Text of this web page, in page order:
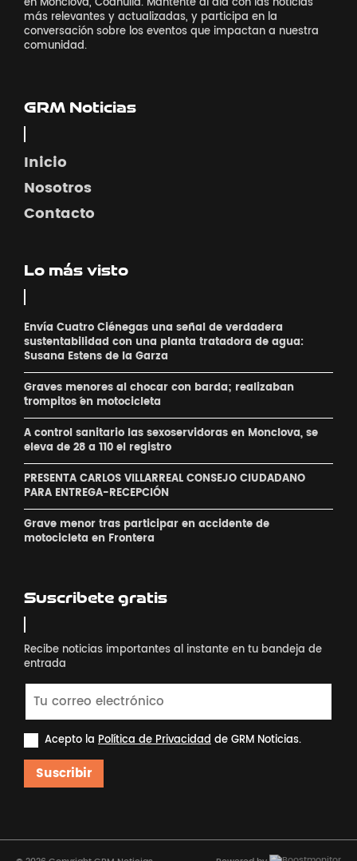
más relevantes y actualizadas, y participa en la
conversación sobre los eventos que impactan a nuestra
comunidad.
GRM Noticias
Inicio
Nosotros
Contacto
Lo más visto
Envía Cuatro Ciénegas una señal de verdadera
sustentabilidad con una planta tratadora de agua:
Susana Estens de la Garza
Graves menores al chocar con barda; realizaban
´trompitos ´en motocicleta
A control sanitario las sexoservidoras en Monclova, se
eleva de 28 a 110 el registro
PRESENTA CARLOS VILLARREAL CONSEJO CIUDADANO
PARA ENTREGA-RECEPCIÓN
Grave menor tras participar en accidente de
motocicleta en Frontera
Suscribete gratis
Recibe noticias importantes al instante en tu bandeja de
entrada
Acepto la Política de Privacidadde GRM Noticias.
Suscribir